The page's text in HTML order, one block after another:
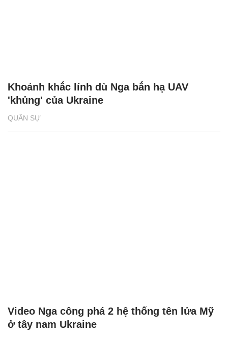
QUÂN SỰ
Khoảnh khắc lính dù Nga bắn hạ UAV
'khủng' của Ukraine
Video Nga công phá 2 hệ thống tên lửa Mỹ
ở tây nam Ukraine